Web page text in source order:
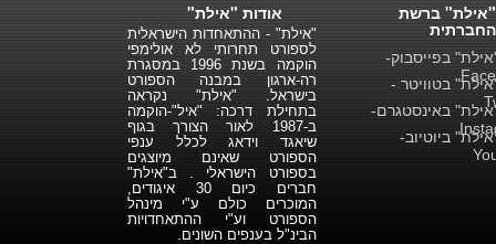
אודות "אילת"
"אילת" - ההתאחדות הישראלית
לספורט תחרותי לא אולימפי
הוקמה בשנת 1996 במסגרת
רה-ארגון במבנה הספורט
בישראל. "אילת" נקראה
בתחילת דרכה: "איל"-הוקמה
ב-1987 לאור הצורך בגוף
שיאגד וידאג לכלל ענפי
הספורט שאינם מיוצגים
בספורט הישראלי . ב"אילת"
חברים כיום 30 איגודים,
המוכרים כולם ע"י מינהל
הספורט וע"י ההתאחדויות
הבינ"ל בענפים השונים.
"אילת" ברשת
החברתית
בפייסבוק-
בטוויטר -
באינסטגרם-
ביוטיוב-